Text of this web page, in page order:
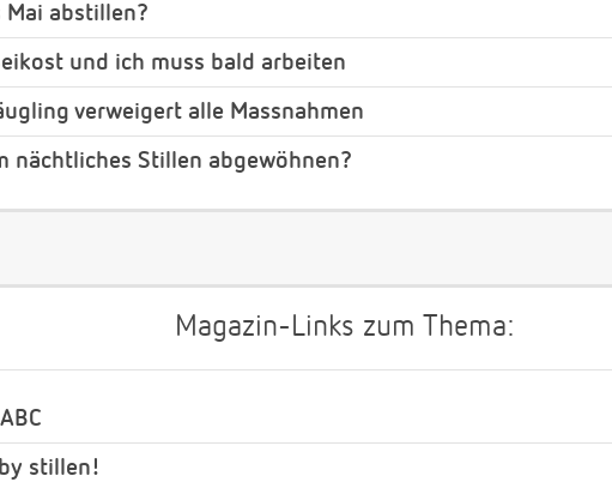
abstillen?
und ich muss bald arbeiten
verweigert alle Massnahmen
nächtliches Stillen abgewöhnen?
Magazin-Links zum Thema:
stillen!